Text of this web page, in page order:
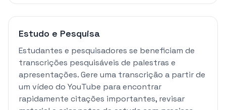
Estudo e Pesquisa
Estudantes e pesquisadores se beneficiam de
transcrições pesquisáveis de palestras e
apresentações. Gere uma transcrição a partir de
um vídeo do YouTube para encontrar
rapidamente citações importantes, revisar